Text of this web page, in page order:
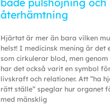
både pulshöjning och
återhämtning
Hjärtat är mer än bara vilken
helst! I medicinsk mening är det
som cirkulerar blod, men
har det också varit en symbol
livskraft och relationer. Att ”ha
rätt ställe” speglar hur organet
med mänsklig